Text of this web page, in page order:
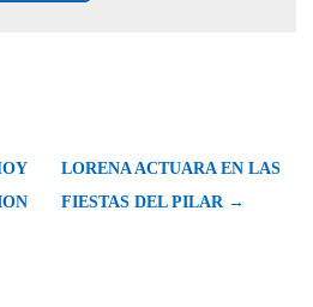
LORENA ACTUARA EN LAS
FIESTAS DEL PILAR →